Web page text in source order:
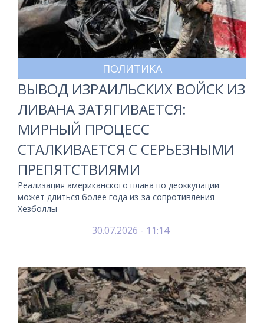
ПОЛИТИКА
ВЫВОД ИЗРАИЛЬСКИХ ВОЙСК ИЗ
ЛИВАНА ЗАТЯГИВАЕТСЯ:
МИРНЫЙ ПРОЦЕСС
СТАЛКИВАЕТСЯ С СЕРЬЕЗНЫМИ
ПРЕПЯТСТВИЯМИ
Реализация американского плана по деоккупации
может длиться более года из-за сопротивления
Хезболлы
30.07.2026 - 11:14